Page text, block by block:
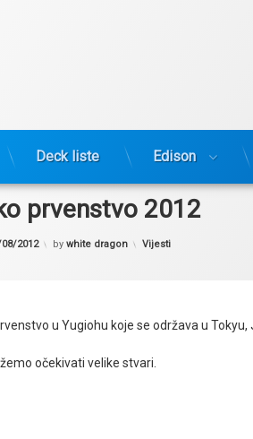
Deck liste Edison
prvenstvo 2012
2012 by white dragon Kategorije:
Vijesti
u Yugiohu koje se održava u
očekivati velike stvari.